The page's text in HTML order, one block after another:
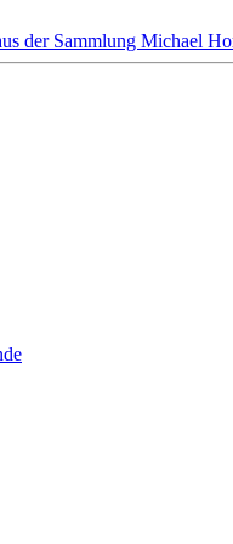
der Sammlung Michael